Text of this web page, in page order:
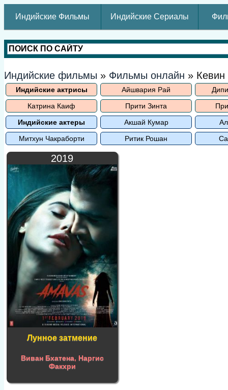
Индийские Фильмы Индийские Сериалы
Индийские фильмы » Фильмы онлайн »
Индийские актрисы Айшвария Рай
Катрина Каиф
Прити Зинта
Индийские актеры
Акшай Кумар
Митхун Чакраборти
Ритик Рошан
2019
Лунное затмение
Виван Бхатена, Наргис
Факхри